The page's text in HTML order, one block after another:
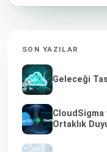
SON YAZILAR
Geleceği
Ortaklık